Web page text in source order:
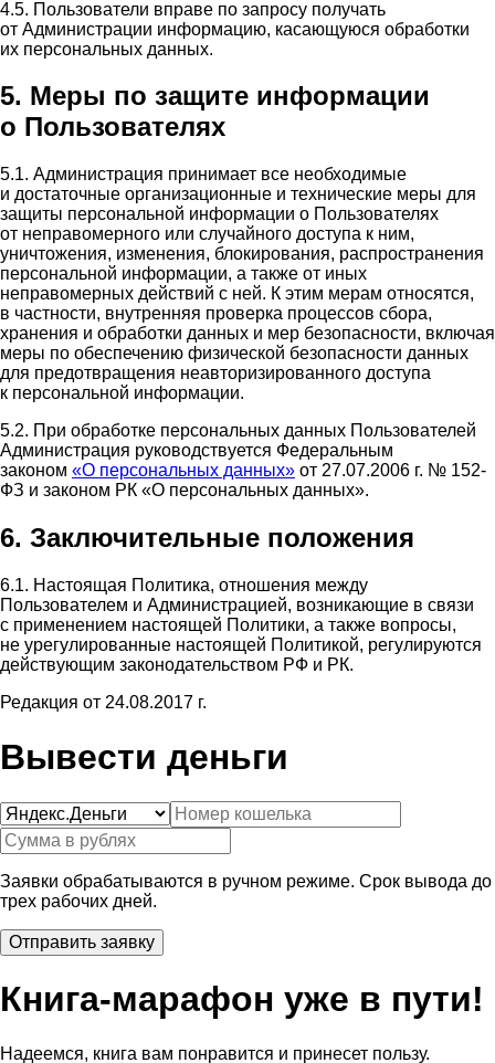
4.5. Пользователи вправе по запросу получать
от Администрации информацию, касающуюся обработки
их персональных данных.
5. Меры по защите информации
о Пользователях
5.1. Администрация принимает все необходимые
и достаточные организационные и технические меры для
защиты персональной информации о Пользователях
от неправомерного или случайного доступа к ним,
уничтожения, изменения, блокирования, распространения
персональной информации, а также от иных
неправомерных действий с ней. К этим мерам относятся,
в частности, внутренняя проверка процессов сбора,
хранения и обработки данных и мер безопасности, включая
меры по обеспечению физической безопасности данных
для предотвращения неавторизированного доступа
к персональной информации.
5.2. При обработке персональных данных Пользователей
Администрация руководствуется Федеральным
законом «О персональных данных» от 27.07.2006 г. № 152-
ФЗ и законом РК «О персональных данных».
6. Заключительные положения
6.1. Настоящая Политика, отношения между
Пользователем и Администрацией, возникающие в связи
с применением настоящей Политики, а также вопросы,
не урегулированные настоящей Политикой, регулируются
действующим законодательством РФ и РК.
Редакция от 24.08.2017 г.
Вывести деньги
Заявки обрабатываются в ручном режиме. Срок вывода до
трех рабочих дней.
Книга-марафон уже в пути!
Надеемся, книга вам понравится и принесет пользу.